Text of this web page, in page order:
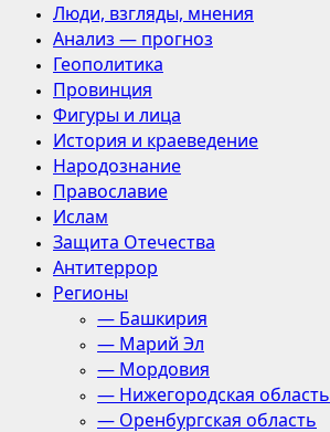
Люди, взгляды, мнения
Анализ — прогноз
Геополитика
Провинция
Фигуры и лица
История и краеведение
Народознание
Православие
Ислам
Защита Отечества
Антитеррор
Регионы
— Башкирия
— Марий Эл
— Мордовия
— Нижегородская область
— Оренбургская область